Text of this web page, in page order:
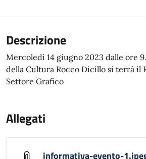
Descrizione
Mercoledì 14 giugno 2023 dalle ore
della Cultura Rocco Dicillo si terrà il
Settore Grafico
Allegati
informativa-evento-